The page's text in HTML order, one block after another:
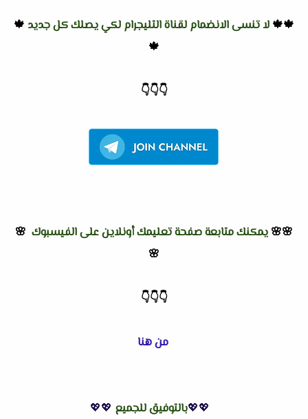
🍁🍁 لا تنسى الانضمام لقناة التليجرام لكي يصلك كل جديد 🍁
🍁
👇
👇
👇
🌸🌸 يمكنك متابعة صفحة تعليمك أونلاين على الفيسبوك 🌸
🌸
👇
👇
👇
من هنا
💖💖بالتوفيق للجميع 💖💖